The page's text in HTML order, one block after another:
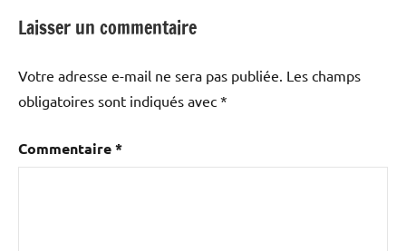
Laisser un commentaire
Votre adresse e-mail ne sera pas publiée. Les champs
obligatoires sont indiqués avec *
Commentaire*